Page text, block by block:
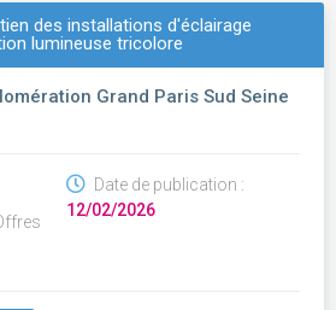
des installations d'éclairage
lumineuse tricolore
Grand Paris Sud Seine
Date de publication :
12/02/2026